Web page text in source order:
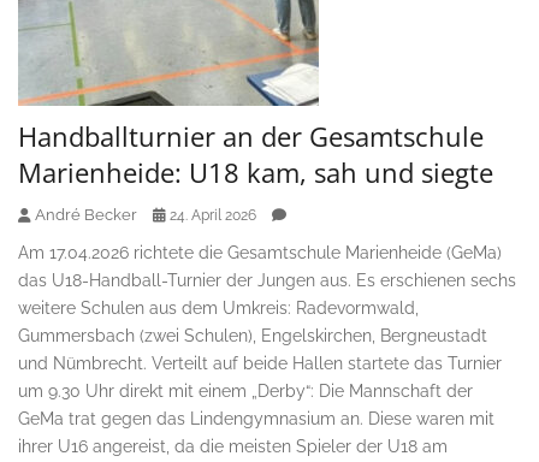
Handballturnier an der Gesamtschule
Marienheide: U18 kam, sah und siegte
André Becker 24. April 2026
Am 17.04.2026 richtete die Gesamtschule Marienheide (GeMa)
das U18-Handball-Turnier der Jungen aus. Es erschienen sechs
weitere Schulen aus dem Umkreis: Radevormwald,
Gummersbach (zwei Schulen), Engelskirchen, Bergneustadt
und Nümbrecht. Verteilt auf beide Hallen startete das Turnier
um 9.30 Uhr direkt mit einem „Derby“: Die Mannschaft der
GeMa trat gegen das Lindengymnasium an. Diese waren mit
ihrer U16 angereist, da die meisten Spieler der U18 am